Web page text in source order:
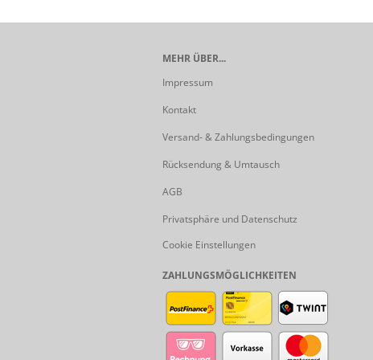
MEHR ÜBER...
Impressum
Kontakt
Versand- & Zahlungsbedingungen
Rücksendung & Umtausch
AGB
Privatsphäre und Datenschutz
Cookie Einstellungen
ZAHLUNGSMÖGLICHKEITEN